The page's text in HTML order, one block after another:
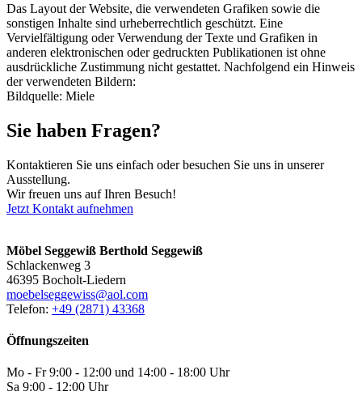
Das Layout der Website, die verwendeten Grafiken sowie die
sonstigen Inhalte sind urheberrechtlich geschützt. Eine
Vervielfältigung oder Verwendung der Texte und Grafiken in
anderen elektronischen oder gedruckten Publikationen ist ohne
ausdrückliche Zustimmung nicht gestattet. Nachfolgend ein Hinweis
der verwendeten Bildern:
Bildquelle: Miele
Sie haben Fragen?
Kontaktieren Sie uns einfach oder besuchen Sie uns in unserer
Ausstellung.
Wir freuen uns auf Ihren Besuch!
Jetzt Kontakt aufnehmen
Möbel Seggewiß Berthold Seggewiß
Schlackenweg 3
46395 Bocholt-Liedern
moebelseggewiss@aol.com
Telefon: +49 (2871) 43368
Öffnungszeiten
Mo - Fr 9:00 - 12:00 und 14:00 - 18:00 Uhr
Sa 9:00 - 12:00 Uhr